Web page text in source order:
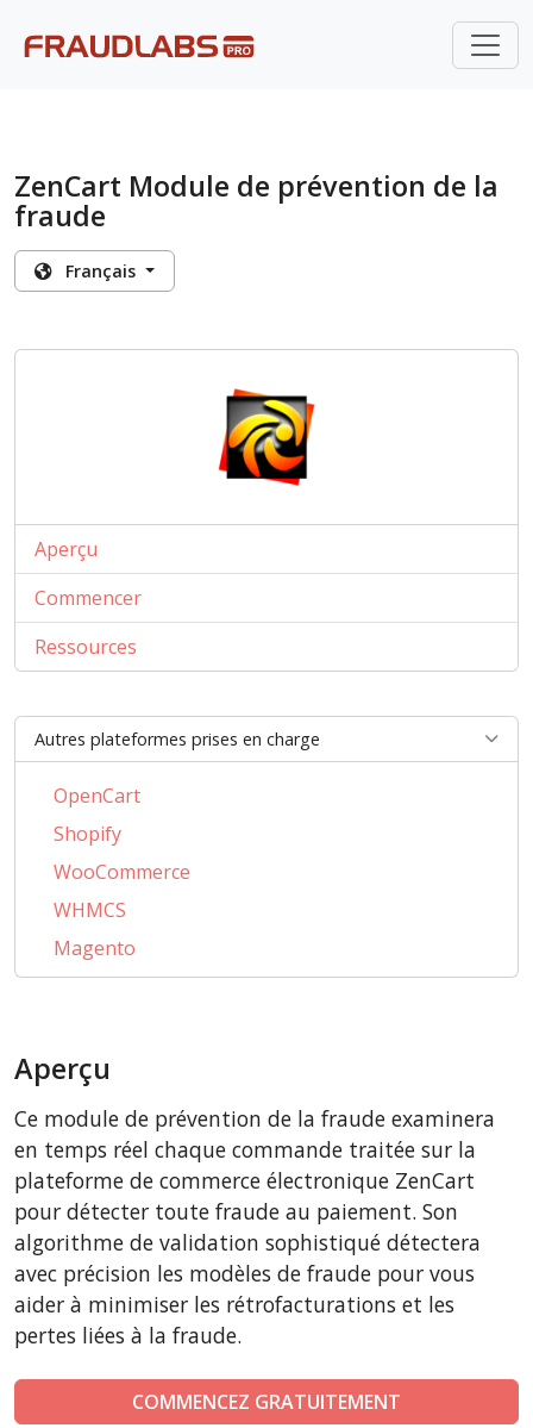
ZenCart Module de prévention de la
fraude
Français
Aperçu
Commencer
Ressources
Autres plateformes prises en charge
OpenCart
Shopify
WooCommerce
WHMCS
Magento
PrestaShop
AbanteCart
ZenCart
PinnacleCart
FoxyCart
Easy Digital Downloads
nopCommerce
Aperçu
Ce module de prévention de la fraude examinera
en temps réel chaque commande traitée sur la
plateforme de commerce électronique ZenCart
pour détecter toute fraude au paiement. Son
algorithme de validation sophistiqué détectera
avec précision les modèles de fraude pour vous
aider à minimiser les rétrofacturations et les
pertes liées à la fraude.
COMMENCEZ GRATUITEMENT